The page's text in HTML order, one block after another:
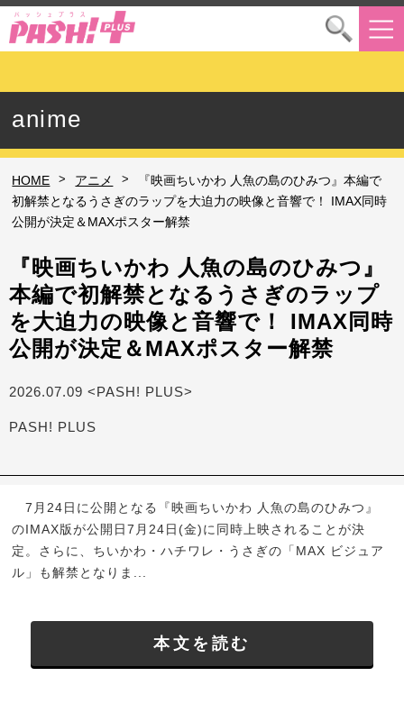
anime
HOME > アニメ >
『映画ちいかわ 人魚の島のひみつ』本編で
初解禁となるうさぎのラップを大迫力の映像と音響で！ IMAX同時
公開が決定＆MAXポスター解禁
『映画ちいかわ 人魚の島のひみつ』
本編で初解禁となるうさぎのラップ
を大迫力の映像と音響で！ IMAX同時
公開が決定＆MAXポスター解禁
2026.07.09 <PASH! PLUS>
PASH! PLUS
7月24日に公開となる『映画ちいかわ 人魚の島のひみつ』
のIMAX版が公開日7月24日(金)に同時上映されることが決
定。さらに、ちいかわ・ハチワレ・うさぎの「MAX ビジュア
ル」も解禁となりま...
本文を読む